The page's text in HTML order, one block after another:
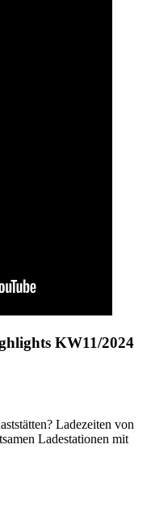
KW11/2024
Ladezeiten von
Ladestationen mit